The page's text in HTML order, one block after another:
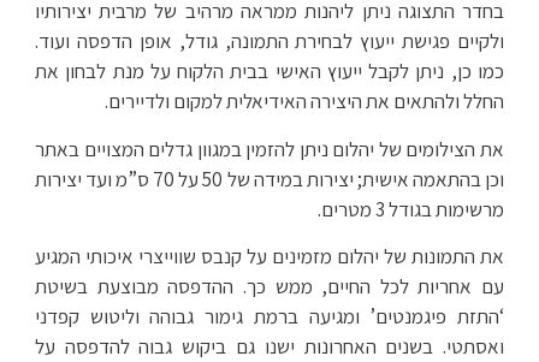
בחדר התצוגה ניתן ליהנות ממראה מרהיב של מרבית יצירותיו
ולקיים פגישת ייעוץ לבחירת התמונה, גודל, אופן הדפסה ועוד.
כמו כן, ניתן לקבל ייעוץ האישי בבית הלקוח על מנת לבחון את
החלל ולהתאים את היצירה האידיאלית למקום ולדיירים.
את הצילומים של יהלום ניתן להזמין במגוון גדלים המצויים באתר
וכן בהתאמה אישית; יצירות במידה של 50 על 70 ס”מ ועד יצירות
מרשימות בגודל 3 מטרים.
את התמונות של יהלום מזמינים על קנבס שווייצרי איכותי המגיע
עם אחריות לכל החיים, ממש כך. ההדפסה מבוצעת בשיטת
‘התזת פיגמנטים’ ומגיעה ברמת גימור גבוהה וליטוש קפדני
ואסתטי. בשנים האחרונות ישנו גם ביקוש גבוה להדפסה על